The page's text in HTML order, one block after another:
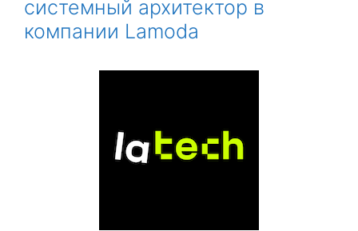
системный архитектор в
компании Lamoda